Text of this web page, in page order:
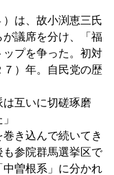
は、故小渕恵三氏
議席を分け、「福
プを争った。初対
）年。自民党の歴
互いに切磋琢磨
き込んで続いてき
参院群馬選挙区で
曽根系」に分かれ